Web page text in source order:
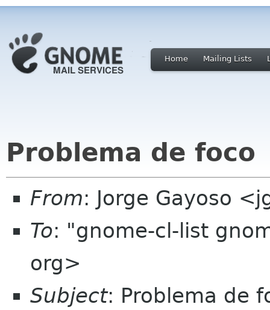
Home Mailing Lists
Problema de foco
From: Jorge Gayoso
To: "gnome-cl-list
org>
Subject: Problema de